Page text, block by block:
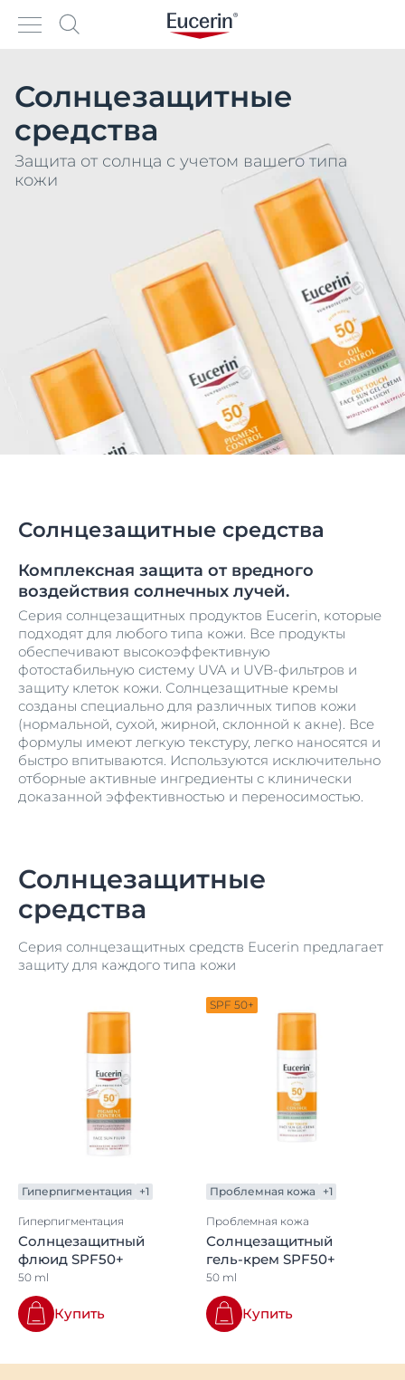
Солнцезащитные
средства
Защита от солнца с учетом вашего типа
кожи
Солнцезащитные средства
Комплексная защита от вредного
воздействия солнечных лучей.
Серия солнцезащитных продуктов Eucerin, которые
подходят для любого типа кожи. Все продукты
обеспечивают высокоэффективную
фотостабильную систему UVA и UVB-фильтров и
защиту клеток кожи. Солнцезащитные кремы
созданы специально для различных типов кожи
(нормальной, сухой, жирной, склонной к акне). Все
формулы имеют легкую текстуру, легко наносятся и
быстро впитываются. Используются исключительно
отборные активные ингредиенты с клинически
доказанной эффективностью и переносимостью.
Солнцезащитные
средства
Серия солнцезащитных средств Eucerin предлагает
защиту для каждого типа кожи
Гиперпигментация +1
Гиперпигментация
Солнцезащитный
флюид SPF50+
50 ml
Купить
SPF 50+
Проблемная кожа +1
Проблемная кожа
Солнцезащитный
гель-крем SPF50+
50 ml
Купить